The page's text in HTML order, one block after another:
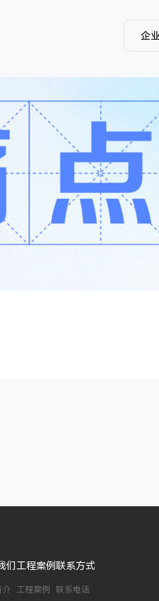
企
们
介
工程案例
工程案例
联系方式
联系电话